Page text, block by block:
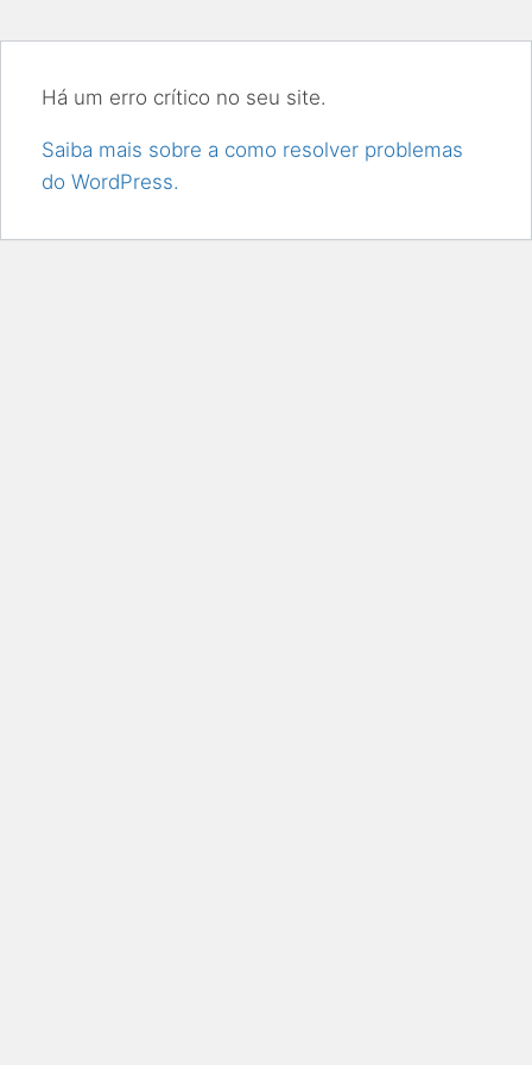
Há um erro crítico no seu site.
Saiba mais sobre a como resolver problemas
do WordPress.